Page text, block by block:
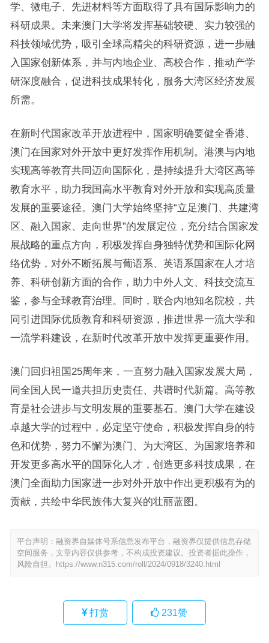
学、微电子、先进材料等方面取得了具有国际影响力的
科研成果。未来澳门大学将发挥基础较硬、实力较强的
科技领域优势，吸引全球高精尖的科研资源，进一步融
入国家创新体系，并与内地企业、高校合作，推动产学
研深度融合，促进科技成果转化，服务大湾区经济发展
所需。
在新时代国家改革开放进程中，国家明确要健全香港、
澳门在国家对外开放中更好发挥作用机制。港澳与内地
实现高等教育共同迈向国际化，是持续提升大湾区高等
教育水平，助力我国高水平教育对外开放和实现高质量
发展的重要途径。澳门大学始终坚持“立足澳门、共建湾
区、融入国家、走向世界”的发展定位，充分结合国家发
展战略的重点方向，积极发挥自身独特优势和国际化网
络优势，对外不断拓展与葡语系、英语系国家在人才培
养、科研创新方面的合作，助力中外人文、科技交流互
鉴，参与全球教育治理。同时，联合内地知名院校，共
同引进国际优质教育和科研资源，推进世界一流大学和
一流学科建设，在新时代改革开放中发挥更重要作用。
澳门回归祖国25周年来，一直努力融入国家发展大局，
同全国人民一道共担历史责任、共谱时代新篇。高等教
育是社会进步与文明发展的重要基石。澳门大学在建设
卓越大学的过程中，必定坚守使命，积极发挥自身的特
色和优势，努力不懈为澳门、为大湾区、为国家培养和
开发更多高水平的国际化人才，创造更多科技成果，在
澳门全面助力国家进一步对外开放中作出更积极有为的
贡献，共绘中华民族伟大复兴的壮丽蓝图。
平台声明：融资界自媒体号系信息发布平台，融资界仅提供信息存储
空间服务，文章内容仅供参考，不构成投资建议。投资者据此操作，
风险自担。
https://www.n315.com/roll/2024/0918/3240.html
打赏 231赞